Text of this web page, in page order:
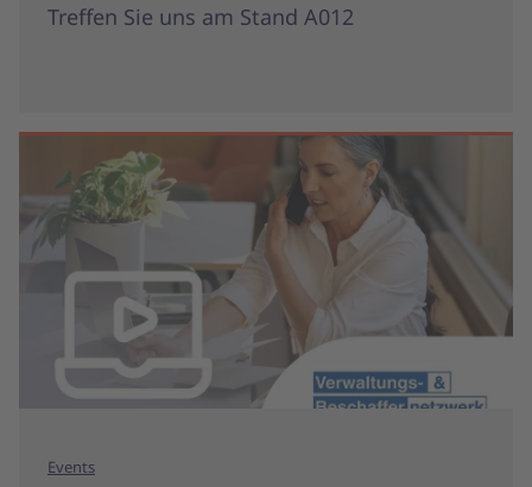
Treffen Sie uns am Stand A012
Events